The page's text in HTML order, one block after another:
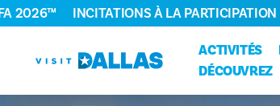
Aller directement au contenu
ACTIVITÉS
DÉCOUVREZ
2026™ INCITATIONS À LA